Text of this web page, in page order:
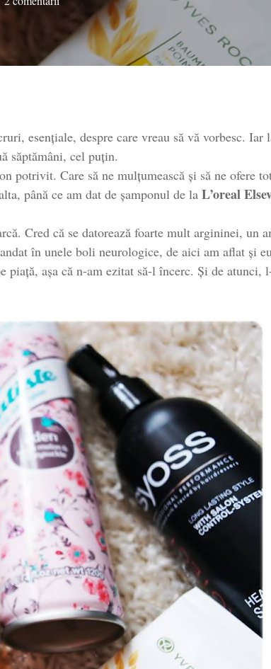
Hair
care
–
rutina
a
părului
esențiale, despre care vreau să vă vorbesc. Iar
săptămâni, cel puțin.
potrivit. Care să ne mulțumească și să ne ofere
până ce am dat de șamponul de la L’oreal
Cred că se datorează foarte mult argininei, un
în unele boli neurologice, de aici am aflat și
piață, așa că n-am ezitat să-l încerc. Și de atunci,